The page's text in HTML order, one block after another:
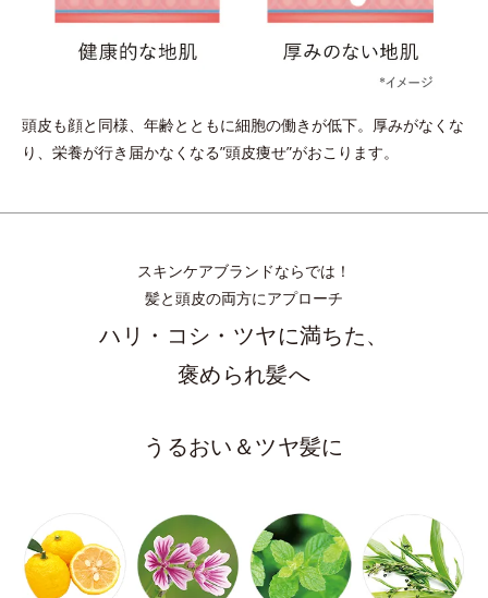
頭皮も顔と同様、年齢とともに細胞の働きが低下。 厚みがなくな
り、栄養が行き届かなくなる”頭皮痩せ”がおこります。
スキンケアブランドならでは！
髪と頭皮の両方にアプローチ
ハリ・コシ・ツヤに満ちた、
褒められ髪へ
うるおい＆ツヤ髪に